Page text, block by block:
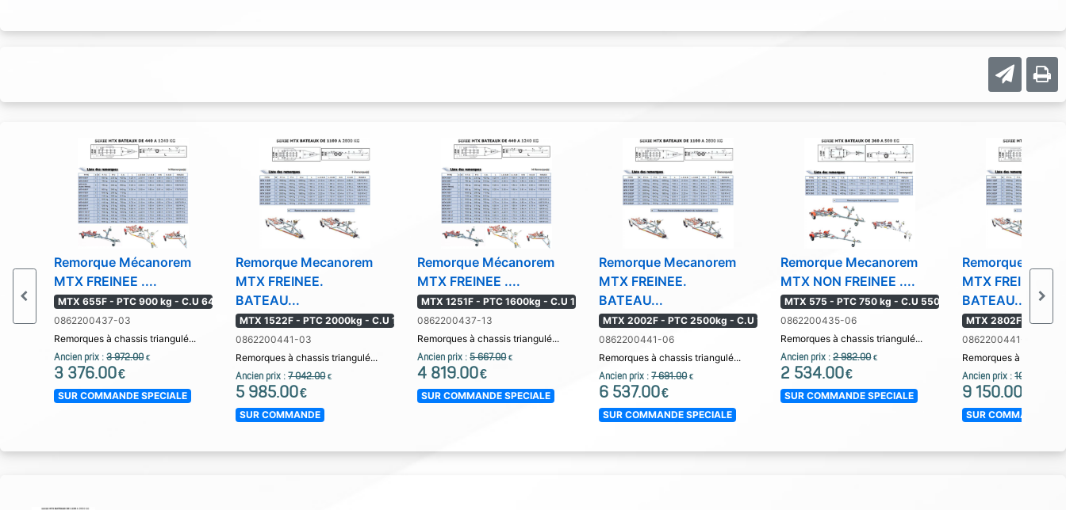
Remorque Mécanorem
MTX FREINEE ....
MTX 655F - PTC 900 kg - C.U 64
0862200437-03
Remorques à chassis triangulé...
Ancien prix :3 972.00€
3 376.00€
SUR COMMANDE SPECIALE
Remorque Mecanorem
MTX FREINEE.
BATEAU...
MTX 1522F - PTC 2000kg - C.U 1
0862200441-03
Remorques à chassis triangulé...
Ancien prix :7 042.00€
5 985.00€
SUR COMMANDE
Remorque Mécanorem
MTX FREINEE ....
MTX 1251F - PTC 1600kg - C.U 1
0862200437-13
Remorques à chassis triangulé...
Ancien prix :5 667.00€
4 819.00€
SUR COMMANDE SPECIALE
Remorque Mecanorem
MTX FREINEE.
BATEAU...
MTX 2002F - PTC 2500kg - C.U 1
0862200441-06
Remorques à chassis triangulé...
Ancien prix :7 691.00€
6 537.00€
SUR COMMANDE SPECIALE
Remorque Mecanorem
MTX NON FREINEE ....
MTX 575 - PTC 750 kg - C.U 550
0862200435-06
Remorques à chassis triangulé...
Ancien prix :2 982.00€
2 534.00€
SUR COMMANDE SPECIALE
Remorque
MTX FREINEE.
BATEAU...
MTX 2802F - PTC
0862200441-10
Remorques à chassis
Ancien prix :10 765.00
9 150.00
SUR COMMANDE